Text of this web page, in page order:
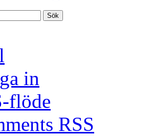
in
flöde
RSS